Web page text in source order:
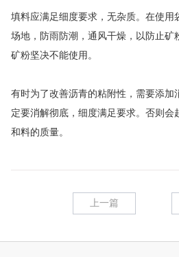
填料应满足细度要求，无杂质。在使用
场地，防雨防潮，通风干燥，以防止矿
矿粉坚决不能使用。
有时为了改善沥青的粘附性，需要添加
定要消解彻底，细度满足要求。否则会
和料的质量。
上一篇